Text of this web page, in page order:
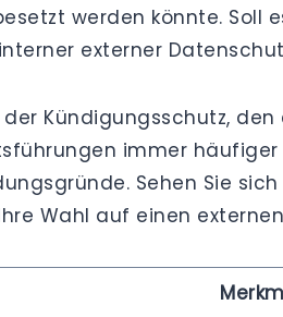
werden könnte.
externer
Kündigungsschutz,
immer
Sehen Sie
Wahl auf einen